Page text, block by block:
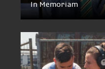
In Memoriam